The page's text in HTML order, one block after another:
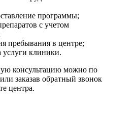
программы;
с учетом
пребывания в центре;
клиники.
консультацию можно по
заказав обратный звонок
центра.